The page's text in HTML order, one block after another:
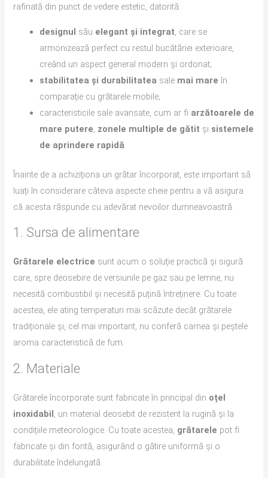
rafinată din punct de vedere estetic, datorită:
designul său elegant și integrat, care se
armonizează perfect cu restul bucătăriei exterioare,
creând un aspect general modern și ordonat;
stabilitatea și durabilitatea sale mai mare în
comparație cu grătarele mobile;
caracteristicile sale avansate, cum ar fi arzătoarele de
mare putere, zonele multiple de gătit și sistemele
de aprindere rapidă.
Înainte de a achiziționa un grătar încorporat, este important să
luați în considerare câteva aspecte cheie pentru a vă asigura
că acesta răspunde cu adevărat nevoilor dumneavoastră.
1. Sursa de alimentare
Grătarele electrice sunt acum o soluție practică și sigură
care, spre deosebire de versiunile pe gaz sau pe lemne, nu
necesită combustibil și necesită puțină întreținere. Cu toate
acestea, ele ating temperaturi mai scăzute decât grătarele
tradiționale și, cel mai important, nu conferă carnea și peștele
aroma caracteristică de fum.
2. Materiale
Grătarele încorporate sunt fabricate în principal din oțel
inoxidabil, un material deosebit de rezistent la rugină și la
condițiile meteorologice. Cu toate acestea, grătarele pot fi
fabricate și din fontă, asigurând o gătire uniformă și o
durabilitate îndelungată.